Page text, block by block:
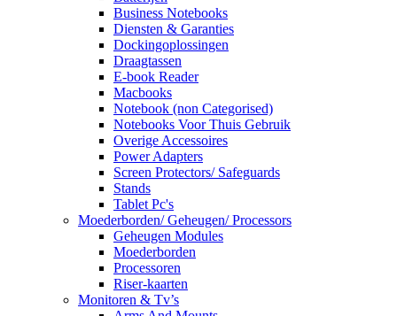
Business Notebooks
Diensten & Garanties
Dockingoplossingen
Draagtassen
E-book Reader
Macbooks
Notebook (non Categorised)
Notebooks Voor Thuis Gebruik
Overige Accessoires
Power Adapters
Screen Protectors/ Safeguards
Stands
Tablet Pc's
Moederborden/ Geheugen/ Processors
Geheugen Modules
Moederborden
Processoren
Riser-kaarten
Monitoren & Tv’s